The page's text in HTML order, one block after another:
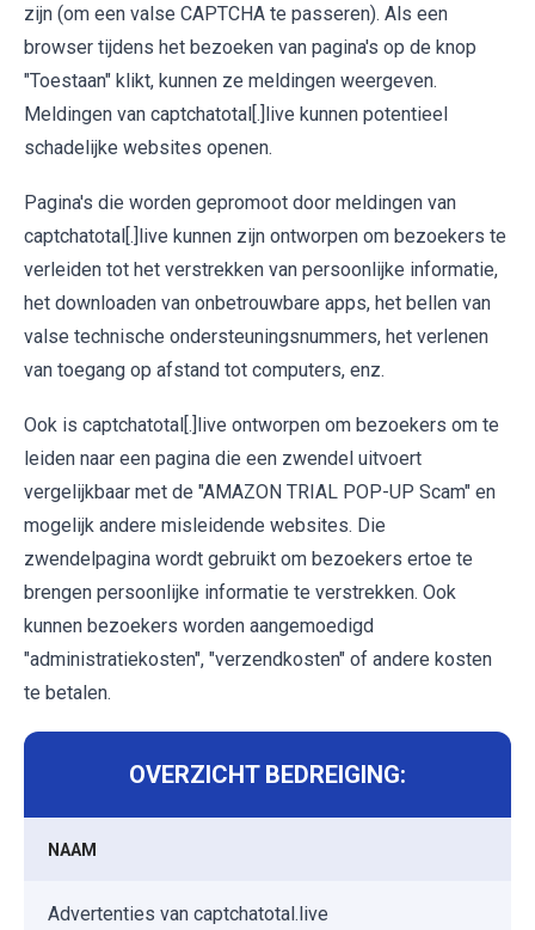
zijn (om een valse CAPTCHA te passeren). Als een
browser tijdens het bezoeken van pagina's op de knop
"Toestaan" klikt, kunnen ze meldingen weergeven.
Meldingen van captchatotal[.]live kunnen potentieel
schadelijke websites openen.
Pagina's die worden gepromoot door meldingen van
captchatotal[.]live kunnen zijn ontworpen om bezoekers te
verleiden tot het verstrekken van persoonlijke informatie,
het downloaden van onbetrouwbare apps, het bellen van
valse technische ondersteuningsnummers, het verlenen
van toegang op afstand tot computers, enz.
Ook is captchatotal[.]live ontworpen om bezoekers om te
leiden naar een pagina die een zwendel uitvoert
vergelijkbaar met de "AMAZON TRIAL POP-UP Scam" en
mogelijk andere misleidende websites. Die
zwendelpagina wordt gebruikt om bezoekers ertoe te
brengen persoonlijke informatie te verstrekken. Ook
kunnen bezoekers worden aangemoedigd
"administratiekosten", "verzendkosten" of andere kosten
te betalen.
OVERZICHT BEDREIGING:
NAAM
Advertenties van captchatotal.live